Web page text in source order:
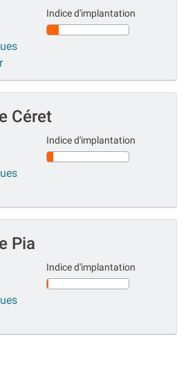
Indice d'implantation
Céret
Indice d'implantation
Pia
Indice d'implantation